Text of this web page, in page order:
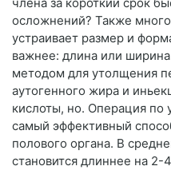
осложнений? Также
устраивает размер и
важнее: длина или
методом для утолщения
аутогенного жира и
кислоты, но. Операция
самый эффективный
полового органа. В
становится длиннее на 2-